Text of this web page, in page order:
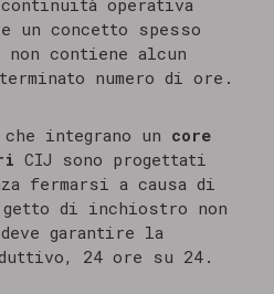
operativa
concetto spesso
non contiene alcun
numero di ore.
integrano un core
CIJ sono progettati
fermarsi a causa di
di inchiostro non
garantire la
24 ore su 24.